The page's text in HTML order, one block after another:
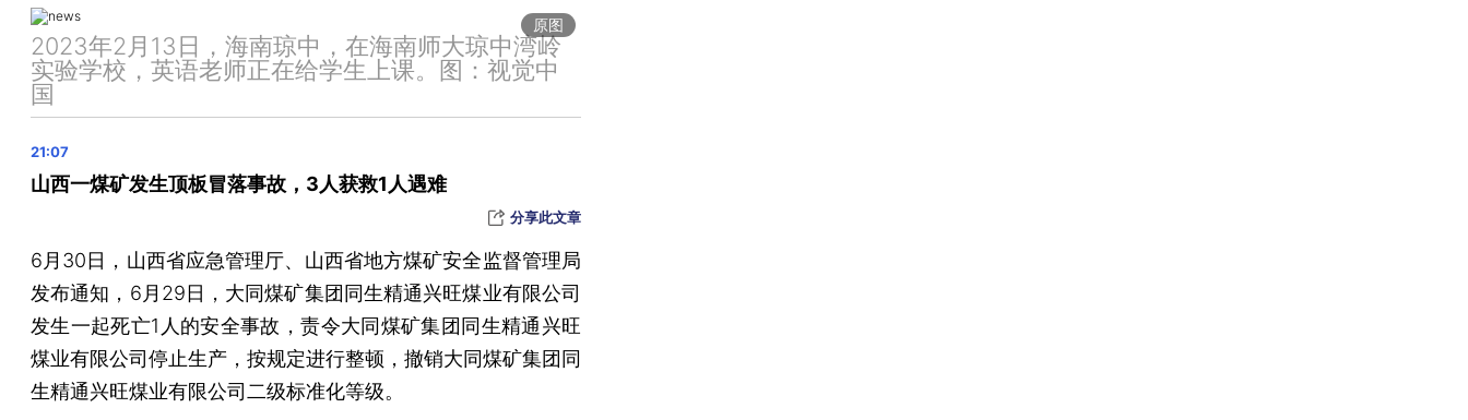
上海迪士尼：6月30日起，野营车、拖挂车等禁入
市监总局部署经营主体严重违法失信行为专项治理 为期半年
上海：7月1日起月最低工资标准调增100元
6月统计局制造业PMI升至49，非制造业PMI降至53.2
亚马逊阅读器Kindle中国电子书店停止运营
媒体报道山西代县矿工死亡瞒报事件，忻州市成立调查组
故宫博物院参观须知正式施行，禁止商拍等非参观游览活动
北京升级发布高温橙色预警 大部分地区最高温可达39℃
晨读荐闻（国内、国际、市场消息29条）
提前还款压力释放，RMBS早偿率6月高位回落
北交所、港交所开启两地上市 多家北交所公司达标
退市在即、五天股价翻番 自然人股东大幅增持
原图
2023年2月13日，海南琼中，在海南师大琼中湾岭
实验学校，英语老师正在给学生上课。图：视觉中
国
山西一煤矿发生顶板冒落事故，3人获救1人遇难
分享此文章
6月30日，山西省应急管理厅、山西省地方煤矿安全监督管理局
发布通知，6月29日，大同煤矿集团同生精通兴旺煤业有限公司
发生一起死亡1人的安全事故，责令大同煤矿集团同生精通兴旺
煤业有限公司停止生产，按规定进行整顿，撤销大同煤矿集团同
生精通兴旺煤业有限公司二级标准化等级。